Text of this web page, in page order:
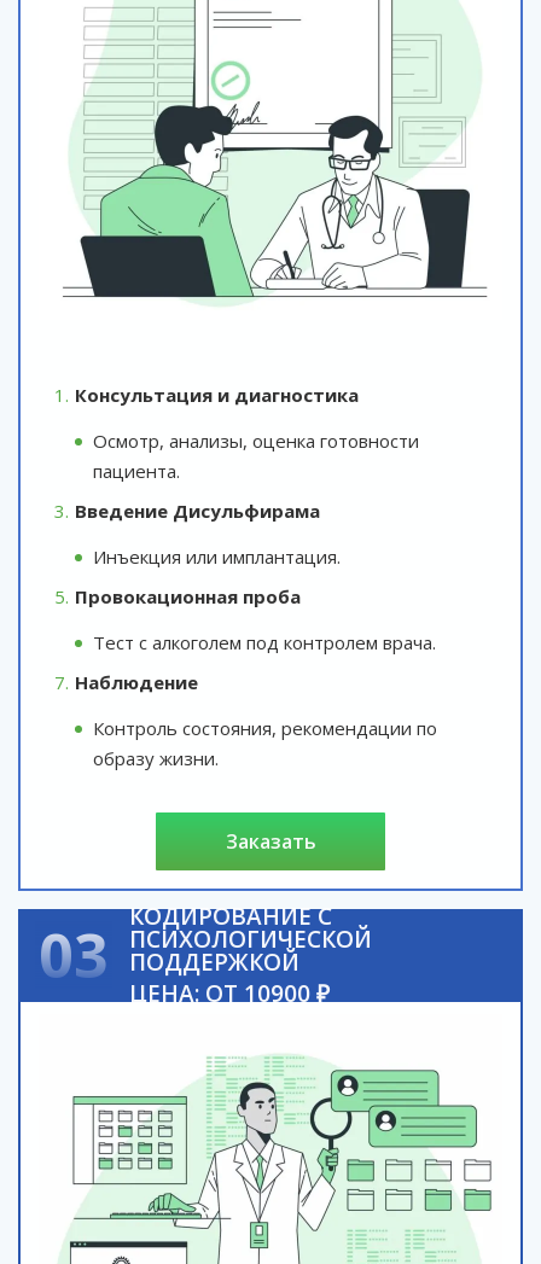
Консультация и диагностика
Осмотр, анализы, оценка готовности
пациента.
Введение Дисульфирама
Инъекция или имплантация.
Провокационная проба
Тест с алкоголем под контролем врача.
Наблюдение
Контроль состояния, рекомендации по
образу жизни.
заказать
03 КОДИРОВАНИЕ С
ПСИХОЛОГИЧЕСКОЙ
ПОДДЕРЖКОЙ
ЦЕНА: ОТ 10900 ₽